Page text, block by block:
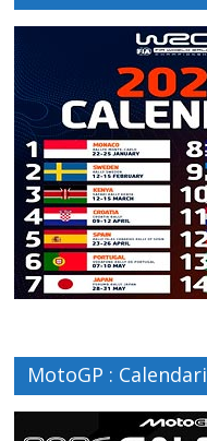
MotoGP :